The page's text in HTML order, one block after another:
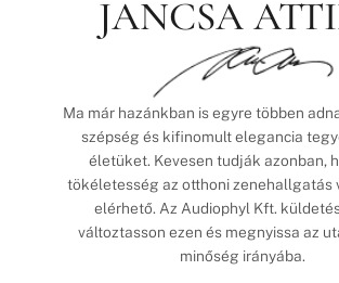
JANCSA
Ma már hazánkban is egyre többen
szépség és kifinomult elegancia
életüket. Kevesen tudják azonban,
tökéletesség az otthoni zenehallgatás
elérhető. Az Audiophyl Kft.
változtasson ezen és megnyissa az
minőség irányába.